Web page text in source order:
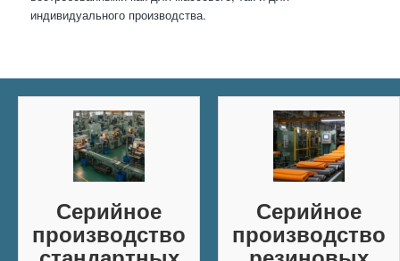
индивидуального производства.
Серийное
производство
Серийное
производство